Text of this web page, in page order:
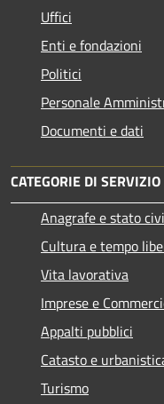
Uffici
Enti e fondazioni
Politici
Personale
Documenti e dati
CATEGORIE DI SERVIZIO
Anagrafe e stato
Cultura e tempo
Vita lavorativa
Imprese e
Appalti pubblici
Catasto e
Turismo